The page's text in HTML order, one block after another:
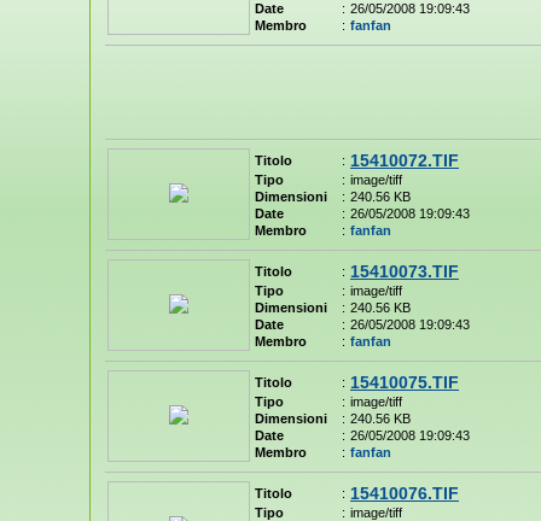
Date
: 26/05/2008 19:09:43
Membro
: fanfan
Titolo : 15410072.TIF
Tipo : image/tiff
Dimensioni
: 240.56 KB
Date
: 26/05/2008 19:09:43
Membro
: fanfan
Titolo : 15410073.TIF
Tipo : image/tiff
Dimensioni
: 240.56 KB
Date
: 26/05/2008 19:09:43
Membro
: fanfan
Titolo : 15410075.TIF
Tipo : image/tiff
Dimensioni
: 240.56 KB
Date
: 26/05/2008 19:09:43
Membro
: fanfan
Titolo : 15410076.TIF
Tipo : image/tiff